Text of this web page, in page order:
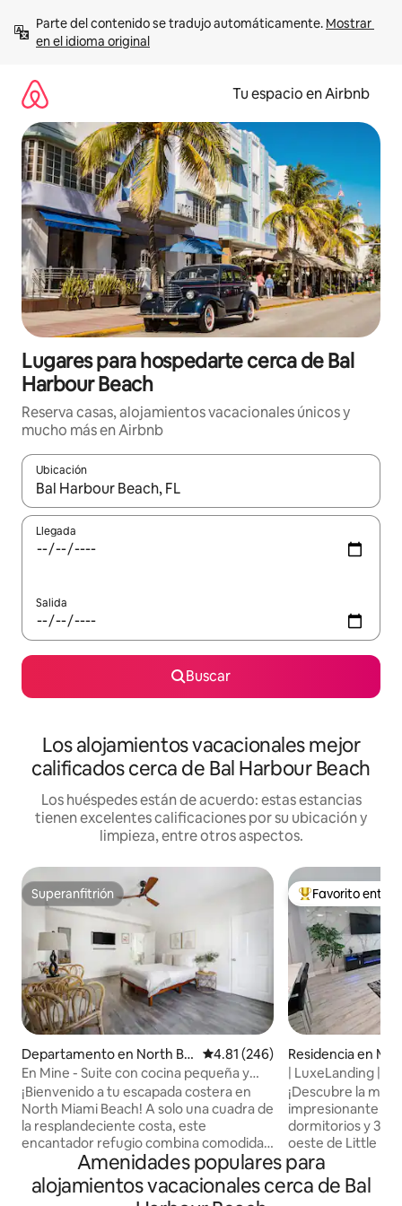
contenido
Parte del contenido se tradujo automáticamente. Mostrar
en el idioma original
Tu espacio en Airbnb
Lugares para hospedarte cerca de Bal
Harbour Beach
Reserva casas, alojamientos vacacionales únicos y
mucho más en Airbnb
Ubicación
Cuando los resultados estén disponibles, podrás navegar
Llegada
Salida
Buscar
Los alojamientos vacacionales mejor
calificados cerca de Bal Harbour Beach
Los huéspedes están de acuerdo: estas estancias
tienen excelentes calificaciones por su ubicación y
limpieza, entre otros aspectos.
Superanfitrión
Superanfitrión
Departamento en North Be
ach
Calificación promedio: 4.81 de
4.81 (246)
En Mine - Suite con cocina pequeña y
vista al mar
¡Bienvenido a tu escapada costera en
North Miami Beach! A solo una cuadra de
la resplandeciente costa, este
encantador refugio combina comodidad
y conveniencia. Relájate en una
acogedora habitación con una lujosa
cama completa, una práctica cocina
De los mejores
Favorito entre
Residencia en
| LuxeLanding |
¡Descubre la
impresionante
dormitorios y 3
oeste de Little
casa de
capacidad para
una elegante sala
Amenidades populares para
alojamientos vacacionales cerca de Bal